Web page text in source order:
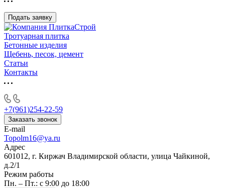
Подать заявку
Тротуарная плитка
Бетонные изделия
Щебень, песок, цемент
Статьи
Контакты
+7(961)254-22-59
Заказать звонок
E-mail
Topolm16@ya.ru
Адрес
601012, г. Киржач Владимирской области, улица Чайкиной,
д.2/1
Режим работы
Пн. – Пт.: с 9:00 до 18:00